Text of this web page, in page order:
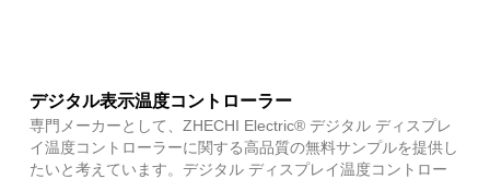
デジタル表示温度コントローラー
専門メーカーとして、ZHECHI Electric® デジタル ディスプレ
イ温度コントローラーに関する高品質の無料サンプルを提供し
たいと考えています。デジタル ディスプレイ温度コントロー